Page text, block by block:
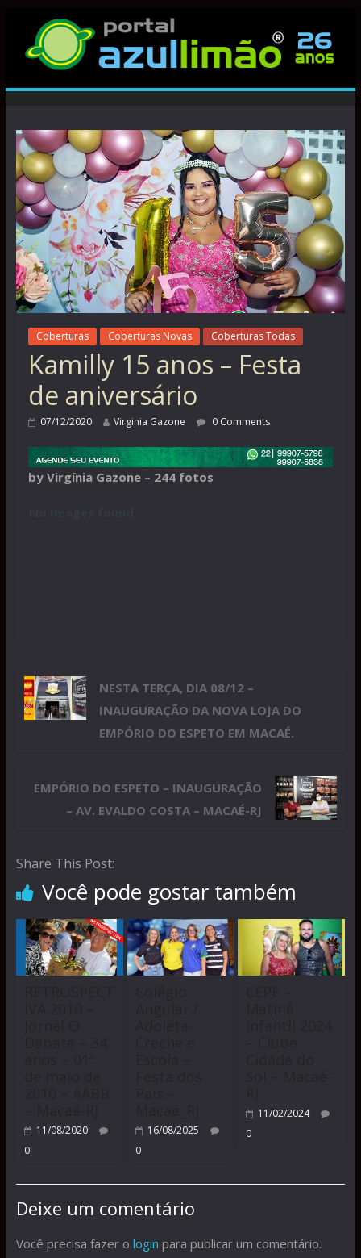
Coberturas Coberturas Novas Coberturas Todas
Kamilly 15 anos – Festa
de aniversário
07/12/2020 Virginia Gazone 0 Comments
by Virgínia Gazone – 244 fotos
NESTA TERÇA, DIA 08/12 –
INAUGURAÇÃO DA NOVA LOJA DO
EMPÓRIO DO ESPETO EM MACAÉ.
EMPÓRIO DO ESPETO – INAUGURAÇÃO
– AV. EVALDO COSTA – MACAÉ-RJ
Share This Post:
Você pode gostar também
11/08/2020
0
16/08/2025
0
11/02/2024
0
Deixe um comentário
Você precisa fazer o login para publicar um comentário.